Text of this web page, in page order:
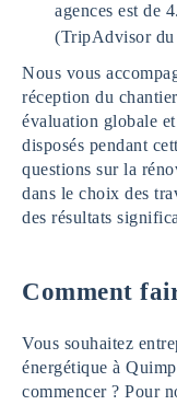
agences est de
(TripAdvisor du
Nous vous
réception du
évaluation globale
disposés pendant
questions sur la
dans le choix des
des résultats
Comment
Vous souhaitez
énergétique à
commencer ? Pour